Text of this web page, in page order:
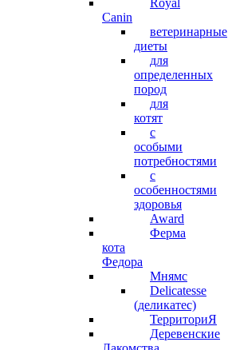
Royal
Canin
ветеринарные
диеты
для
определенных
пород
для
котят
с
особыми
потребностями
с
особенностями
здоровья
Award
Ферма
кота
Федора
Мнямс
Delicatesse
(деликатес)
ТерриториЯ
Деревенские